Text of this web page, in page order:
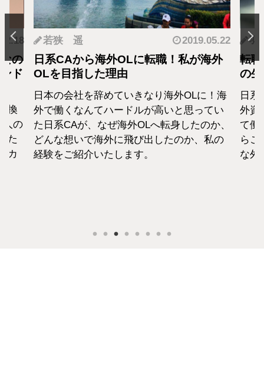
の
ド
換
人の
た
カ
若狭 遥 2019.05.22
日系CAから海外OLに転職！私が海外
OLを目指した理由
日本の会社を辞めていきなり海外OLに！海
外で働くなんてハードルが高いと思ってい
た日系CAが、なぜ海外OLへ転身したのか、
どんな想いで海外に飛び出したのか、私の
経験をご紹介いたします。
羽
転
の
日
外資
て働
らこ
な外